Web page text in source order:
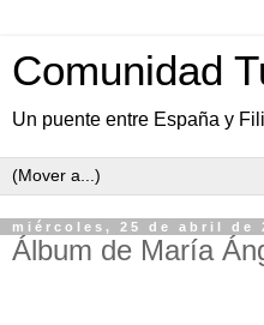
Comunidad
Un puente entre España y
miércoles, 25 de abril de
Álbum de María